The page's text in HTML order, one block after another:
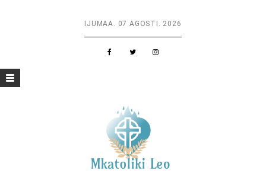
IJUMAA. 07 AGOSTI. 2026
Toggle